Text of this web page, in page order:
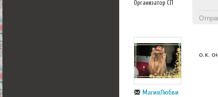
Организатор СП
МагияЛюбви
о.к.